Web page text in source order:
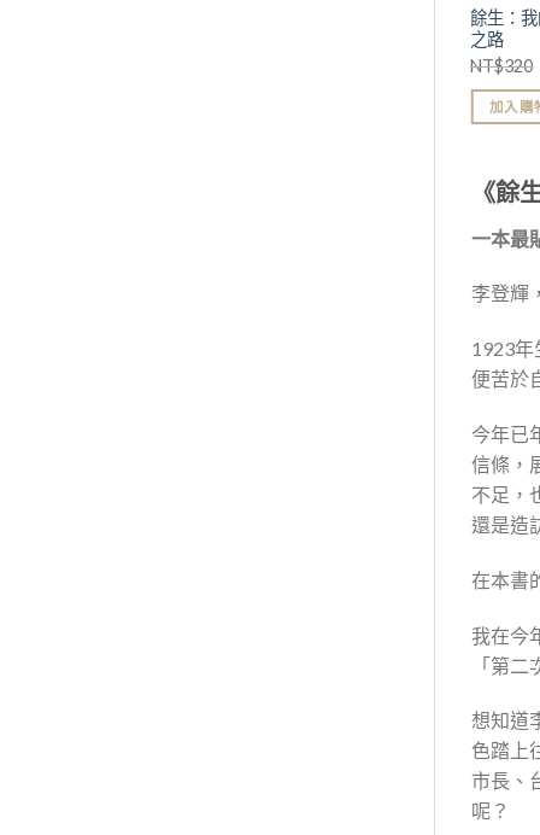
餘生：
之路
NT$320
加入購
《餘
一本最
李登輝
1923年
便苦於
今年已
信條，
不足，
還是造
在本書
我在今
「第
想知道
色踏上
市長、
呢？